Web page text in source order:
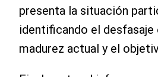
presenta la situación
identificando el desfasaje
madurez actual y el